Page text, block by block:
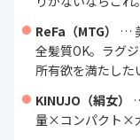
ReFa（MTG）
…
全髪質OK。ラグ
所有欲を満たした
KINUJO（絹女）
量×コンパクト×